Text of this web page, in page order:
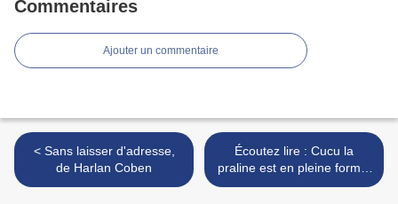
Commentaires
Ajouter un commentaire
< Sans laisser d'adresse,
de Harlan Coben
Écoutez lire : Cucu la
praline est en pleine forme,
de Fanny Joly >